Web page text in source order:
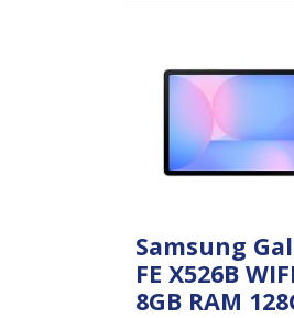
Samsung
FE X526B
8GB RAM